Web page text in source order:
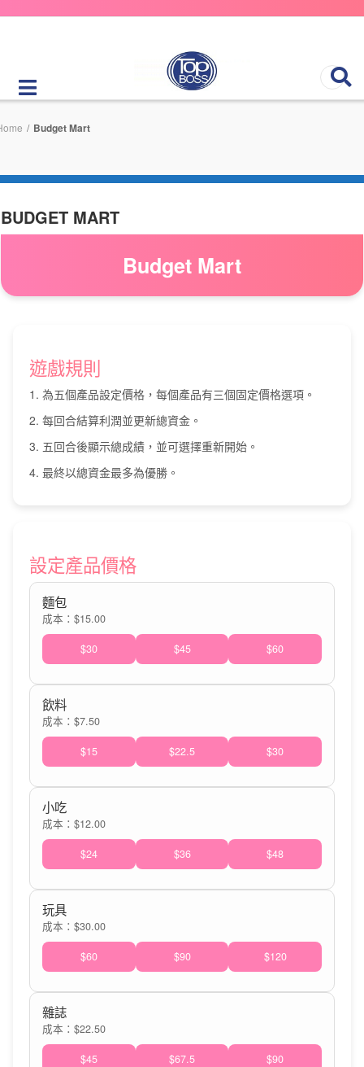
/ Budget Mart
BUDGET MART
Budget Mart
遊戲規則
1. 為五個產品設定價格，每個產品有三個固定價格選項。
2. 每回合結算利潤並更新總資金。
3. 五回合後顯示總成績，並可選擇重新開始。
4. 最終以總資金最多為優勝。
設定產品價格
麵包
成本：$15.00
$30 $45 $60
飲料
成本：$7.50
$15 $22.5 $30
小吃
成本：$12.00
$24 $36 $48
玩具
成本：$30.00
$60 $90 $120
雜誌
成本：$22.50
$45 $67.5 $90